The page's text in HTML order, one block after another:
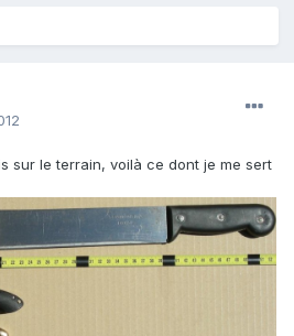
sur le terrain, voilà ce dont je me sert